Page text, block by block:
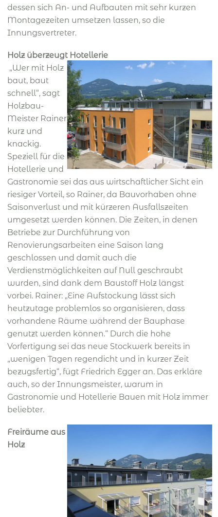
dessen sich An- und Aufbauten mit sehr kurzen
Montagezeiten umsetzen lassen, so die
Innungsvertreter.
Holz überzeugt Hotellerie
„Wer mit Holz
baut, baut
schnell“, sagt
Holzbau-
Meister Rainer
kurz und
knackig.
Speziell für die
Hotellerie und
Gastronomie sei das aus wirtschaftlicher Sicht ein
riesiger Vorteil, so Rainer, da Bauvorhaben ohne
Saisonverlust und mit kürzeren Ausfallszeiten
umgesetzt werden können. Die Zeiten, in denen
Betriebe zur Durchführung von
Renovierungsarbeiten eine Saison lang
geschlossen und damit auch die
Verdienstmöglichkeiten auf Null geschraubt
wurden, sind dank dem Baustoff Holz längst
vorbei. Rainer: „Eine Aufstockung lässt sich
heutzutage problemlos so organisieren, dass
vorhandene Räume während der Bauphase
genutzt werden können.“ Durch die hohe
Vorfertigung sei das neue Stockwerk bereits in
„wenigen Tagen regendicht und in kurzer Zeit
bezugsfertig“, fügt Friedrich Egger an. Das erkläre
auch, so der Innungsmeister, warum in
Gastronomie und Hotellerie Bauen mit Holz immer
beliebter.
Freiräume aus
Holz